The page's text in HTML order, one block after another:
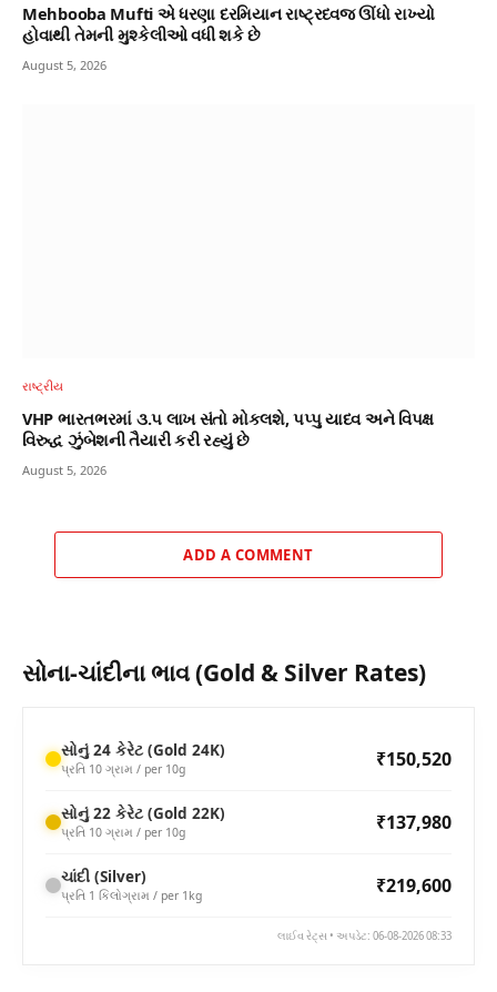
Mehbooba Mufti એ ધરણા દરમિયાન રાષ્ટ્રધ્વજ ઊંધો રાખ્યો
હોવાથી તેમની મુશ્કેલીઓ વધી શકે છે
August 5, 2026
રાષ્ટ્રીય
VHP ભારતભરમાં ૩.૫ લાખ સંતો મોકલશે, પપ્પુ યાદવ અને વિપક્ષ
વિરુદ્ધ ઝુંબેશની તૈયારી કરી રહ્યું છે
August 5, 2026
ADD A COMMENT
સોના-ચાંદીના ભાવ (Gold & Silver Rates)
સોનું 24 કેરેટ (Gold 24K)
પ્રતિ 10 ગ્રામ / per 10g ₹150,520
સોનું 22 કેરેટ (Gold 22K)
પ્રતિ 10 ગ્રામ / per 10g ₹137,980
ચાંદી (Silver)
પ્રતિ 1 કિલોગ્રામ / per 1kg ₹219,600
લાઈવ રેટ્સ • અપડેટ: 06-08-2026 08:33